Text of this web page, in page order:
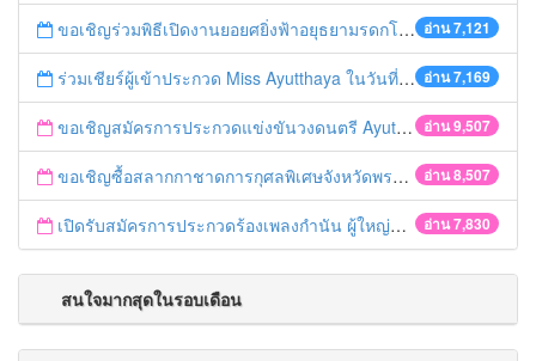
อ่าน 7,121
ขอเชิญร่วมพิธีเปิดงานยอยศยิ่งฟ้าอยุธยามรดกโลก
อ่าน 7,169
ร่วมเชียร์ผู้เข้าประกวด Miss Ayutthaya ในวันที่ 15 ธันวาคม 2560
อ่าน 9,507
ขอเชิญสมัครการประกวดแข่งขันวงดนตรี Ayutthaya battle of the bands
อ่าน 8,507
ขอเชิญซื้อสลากกาชาดการกุศลพิเศษจังหวัดพระนครศรีอยุธยา 2560
อ่าน 7,830
เปิดรับสมัครการประกวดร้องเพลงกำนัน ผู้ใหญ่บ้าน ฯลฯ
สนใจมากสุดในรอบเดือน